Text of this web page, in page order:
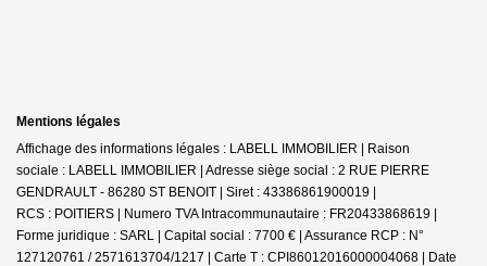
Mentions légales
Affichage des informations légales : LABELL IMMOBILIER | Raison
sociale : LABELL IMMOBILIER | Adresse siège social : 2 RUE PIERRE
GENDRAULT - 86280 ST BENOIT | Siret : 43386861900019 |
RCS : POITIERS | Numero TVA Intracommunautaire : FR20433868619 |
Forme juridique : SARL | Capital social : 7700 € | Assurance RCP : N°
127120761 / 2571613704/1217 | Carte T : CPI86012016000004068 | Date